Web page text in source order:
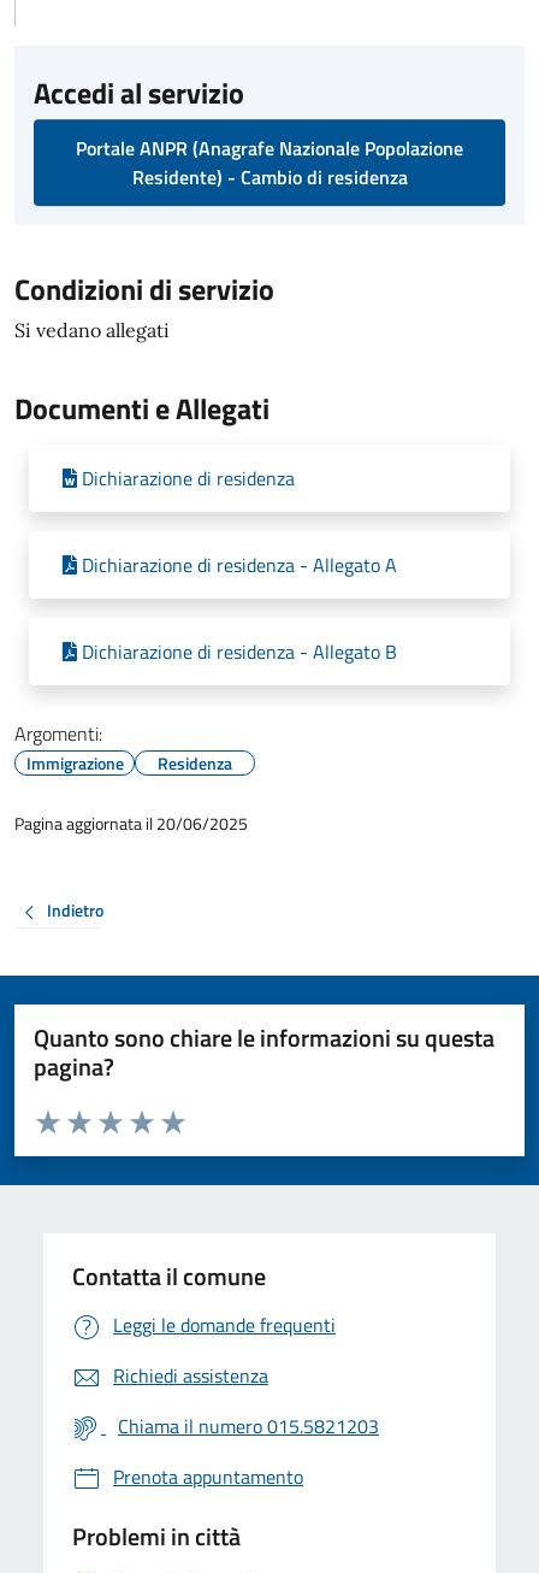
Accedi al servizio
Portale ANPR (Anagrafe Nazionale Popolazione
Residente) - Cambio di residenza
Condizioni di servizio
Si vedano allegati
Documenti e Allegati
Dichiarazione di residenza
Dichiarazione di residenza - Allegato A
Dichiarazione di residenza - Allegato B
Argomenti:
Immigrazione Residenza
Pagina aggiornata il 20/06/2025
Indietro
Quanto sono chiare le informazioni su questa
pagina?
Valuta da 1 a 5 stelle la pagina
Valuta 5 stelle su 5
Valuta 4 stelle su 5
Valuta 3 stelle su 5
Valuta 2 stelle su 5
Valuta 1 stelle su 5
Contatta il comune
Leggi le domande frequenti
Richiedi assistenza
Chiama il numero 015.5821203
Prenota appuntamento
Problemi in città